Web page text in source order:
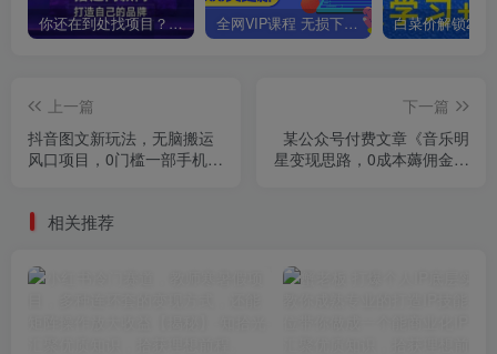
你还在到处找项目？还在当韭菜？我靠卖项目一个月收入5万+，曾经我也是个失败者。 全网VIP课程 无损下载~
上一篇
抖音图文新玩法，无脑搬运
风口项目，0门槛一部手机轻
下一篇
某公众号付费文章《音乐明
星变现思路，0成本薅佣金，
相关推荐